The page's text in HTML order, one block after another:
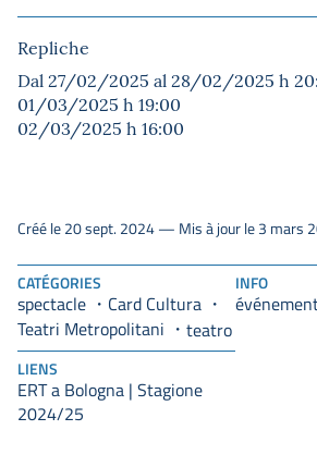
Repliche
Dal 27/02/2025 al 28/02/2025 h
01/03/2025 h 19:00
02/03/2025 h 16:00
CATÉGORIES
spectacle
Card Cultura
Teatri Metropolitani
teatro
INFO
LIENS
ERT a Bologna | Stagione
2024/25
Créé le 20 sept. 2024 — Mis à jour le 3 mars